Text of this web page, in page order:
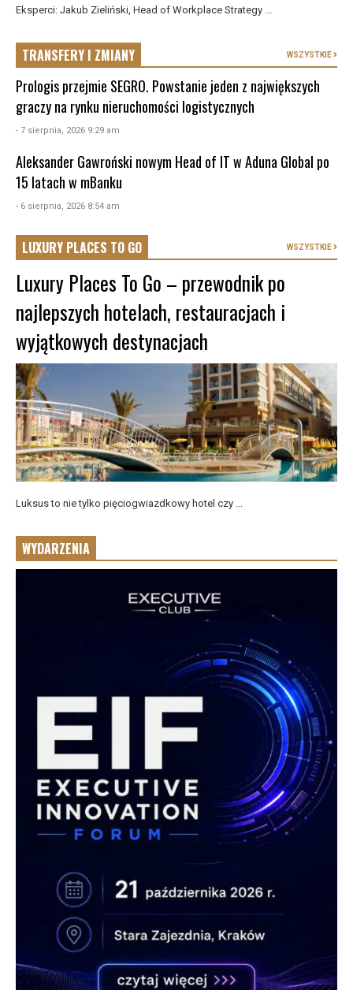
Eksperci: Jakub Zieliński, Head of Workplace Strategy ...
TRANSFERY I ZMIANY WSZYSTKIE
Prologis przejmie SEGRO. Powstanie jeden z największych
graczy na rynku nieruchomości logistycznych
- 7 sierpnia, 2026 9:29 am
Aleksander Gawroński nowym Head of IT w Aduna Global po
15 latach w mBanku
- 6 sierpnia, 2026 8:54 am
LUXURY PLACES TO GO WSZYSTKIE
Luxury Places To Go – przewodnik po
najlepszych hotelach, restauracjach i
wyjątkowych destynacjach
Luksus to nie tylko pięciogwiazdkowy hotel czy ...
WYDARZENIA